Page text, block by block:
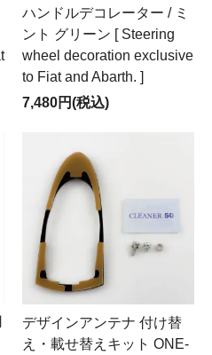
ハンドルデコレーター / ミ
ント グリーン [ Steering
wheel decoration exclusive
to Fiat and Abarth. ]
7,480円(税込)
デザインアンテナ 付け替
え・載せ替えキット ONE-